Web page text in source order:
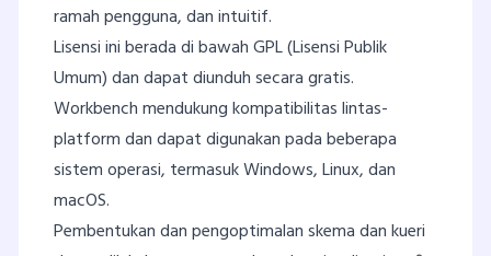
ramah pengguna, dan intuitif.
Lisensi ini berada di bawah GPL (Lisensi Publik
Umum) dan dapat diunduh secara gratis.
Workbench mendukung kompatibilitas lintas-
platform dan dapat digunakan pada beberapa
sistem operasi, termasuk Windows, Linux, dan
macOS.
Pembentukan dan pengoptimalan skema dan kueri